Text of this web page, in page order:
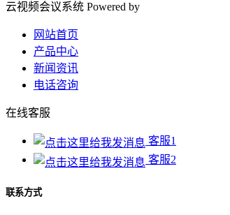
云视频会议系统 Powered by
网站首页
产品中心
新闻资讯
电话咨询
在线客服
客服1
客服2
联系方式